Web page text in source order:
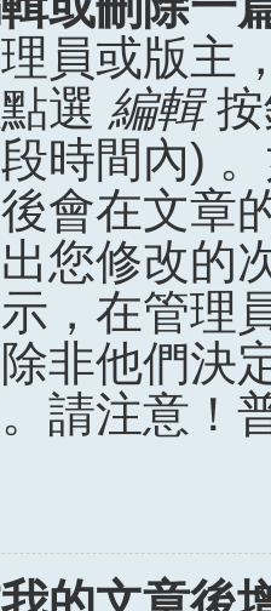
員或版主
選 編輯按
時間內)
會在文章
您修改的
，在管理
非他們決
請注意！